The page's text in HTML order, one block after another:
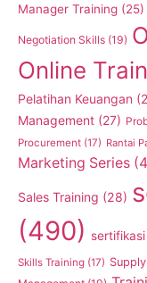
Manager Training (25)
Negotiation Skills (19)
Online
Pelatihan Keuangan
Management (27)
Procurement (17) Rantai
Marketing Series
Sales Training (28)
(490) sertifikasi
Skills Training (17)